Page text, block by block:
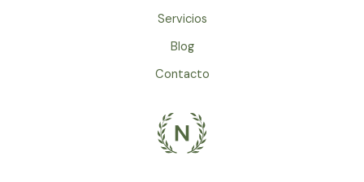
Servicios
Blog
Contacto